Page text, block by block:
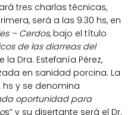
tres charlas técnicas,
será a las 9.30 hs, en
– Cerdos, bajo el título
de las diarreas del
Dra. Estefanía Pérez,
en sanidad porcina. La
hs y se denomina
oportunidad para
s” y su disertante será el Dr.